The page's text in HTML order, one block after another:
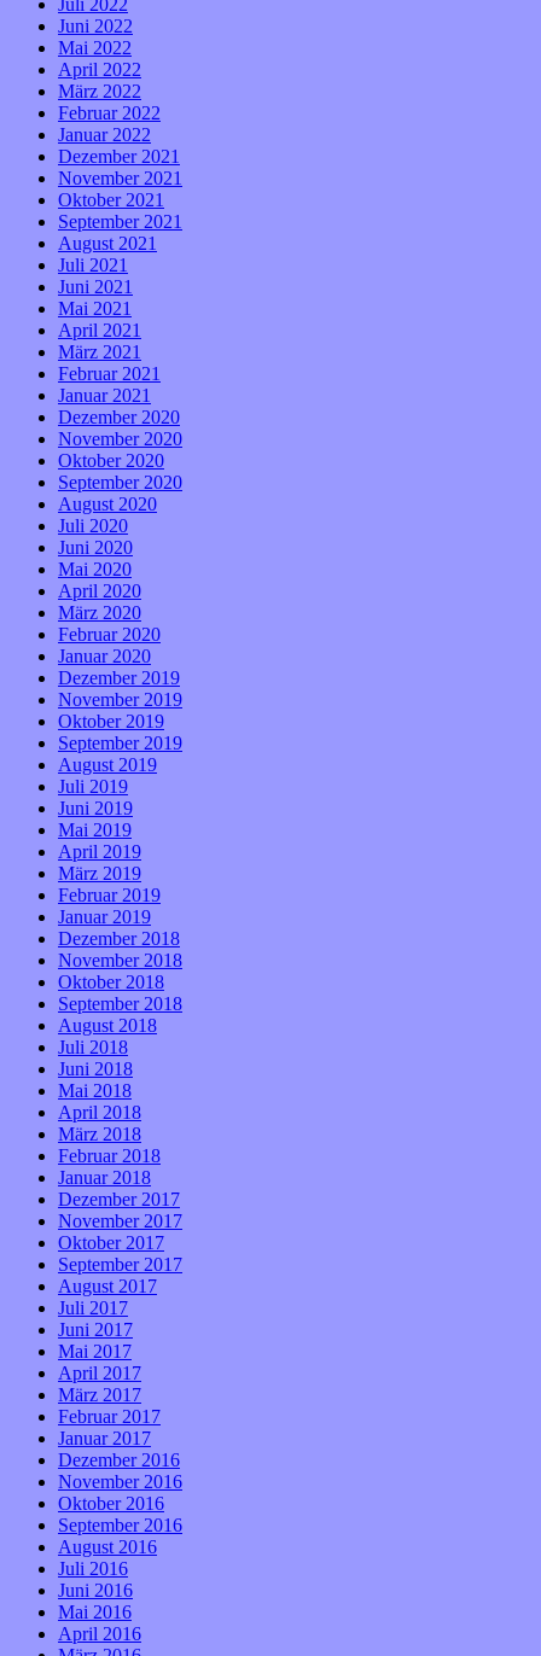
Juni 2022
Mai 2022
April 2022
März 2022
Februar 2022
Januar 2022
Dezember 2021
November 2021
Oktober 2021
September 2021
August 2021
Juli 2021
Juni 2021
Mai 2021
April 2021
März 2021
Februar 2021
Januar 2021
Dezember 2020
November 2020
Oktober 2020
September 2020
August 2020
Juli 2020
Juni 2020
Mai 2020
April 2020
März 2020
Februar 2020
Januar 2020
Dezember 2019
November 2019
Oktober 2019
September 2019
August 2019
Juli 2019
Juni 2019
Mai 2019
April 2019
März 2019
Februar 2019
Januar 2019
Dezember 2018
November 2018
Oktober 2018
September 2018
August 2018
Juli 2018
Juni 2018
Mai 2018
April 2018
März 2018
Februar 2018
Januar 2018
Dezember 2017
November 2017
Oktober 2017
September 2017
August 2017
Juli 2017
Juni 2017
Mai 2017
April 2017
März 2017
Februar 2017
Januar 2017
Dezember 2016
November 2016
Oktober 2016
September 2016
August 2016
Juli 2016
Juni 2016
Mai 2016
April 2016